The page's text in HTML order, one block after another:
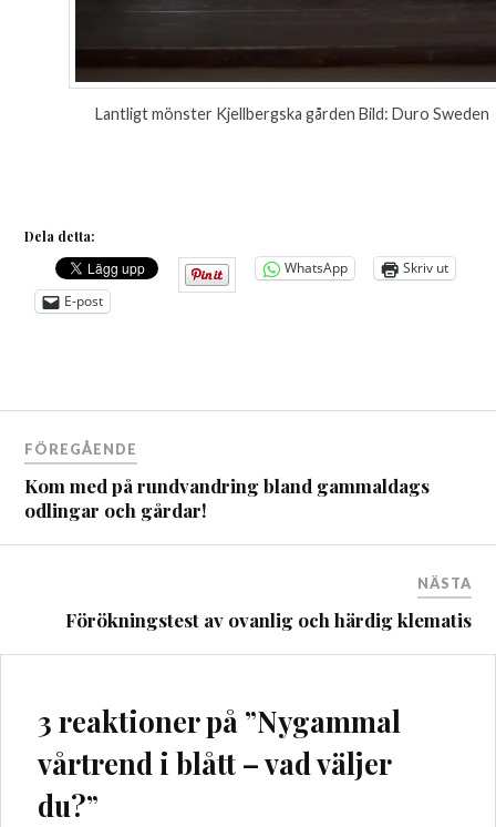
Lantligt mönster Kjellbergska gården Bild: Duro Sweden
Dela detta:
WhatsApp
Skriv ut
E-post
Inläggsnavigering
FÖREGÅENDE
Kom med på rundvandring bland gammaldags
odlingar och gårdar!
NÄSTA
Förökningstest av ovanlig och härdig klematis
3 reaktioner på ”Nygammal
vårtrend i blått – vad väljer
du?”